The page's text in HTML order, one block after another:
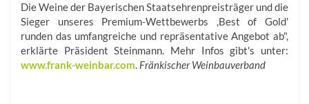
Die Weine der Bayerischen Staatsehrenpreisträger und die
Sieger unseres Premium-Wettbewerbs ,Best of Gold'
runden das umfangreiche und repräsentative Angebot ab",
erklärte Präsident Steinmann. Mehr Infos gibt's unter:
www.frank-weinbar.com. Fränkischer Weinbauverband